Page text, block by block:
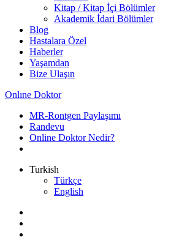
Kitap / Kitap İçi Bölümler
Akademik İdari Bölümler
Blog
Hastalara Özel
Haberler
Yaşamdan
Bize Ulaşın
Onlıne Doktor
MR-Rontgen Paylaşımı
Randevu
Online Doktor Nedir?
Turkish
Türkçe
English